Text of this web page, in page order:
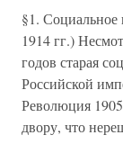
§1. Социальное
1914 гг.)
годов старая
Российской
Революция
двору, что